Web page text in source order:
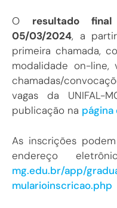
O resultado final
05/03/2024, a
primeira chamada,
modalidade on-
chamadas/
vagas da UNIFAL-
publicação na
As inscrições
endereço
mg.edu.br/app/
mularioinscricao.php